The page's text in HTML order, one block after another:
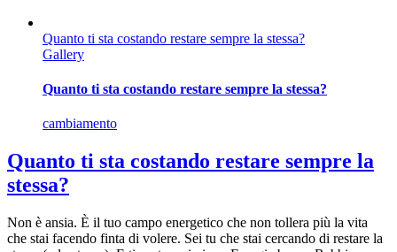
Quanto ti sta costando restare sempre la stessa?
Gallery
Quanto ti sta costando restare sempre la stessa?
cambiamento
Quanto ti sta costando restare sempre la
stessa?
Non è ansia. È il tuo campo energetico che non tollera più la vita
che stai facendo finta di volere. Sei tu che stai cercando di restare la